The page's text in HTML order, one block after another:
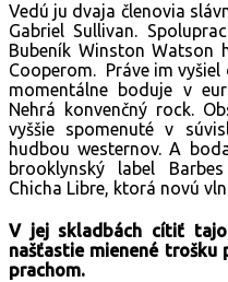
Vedú ju dvaja členovia
Gabriel Sullivan.
Bubeník Winston Watson
Cooperom. Práve im
momentálne boduje v
Nehrá konvenčný rock.
vyššie spomenuté v
hudbou westernov. A
brooklynský label
Chicha Libre, ktorá novú
V jej skladbách cítiť
našťastie mienené trošku
prachom.